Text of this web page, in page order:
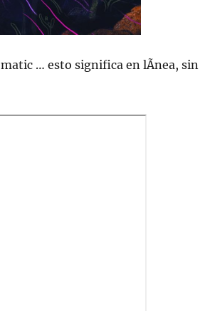
… esto significa en lÃ­nea, sin